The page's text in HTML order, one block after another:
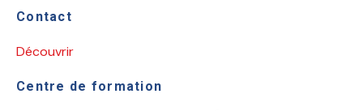
Contact
Découvrir
Centre de formation